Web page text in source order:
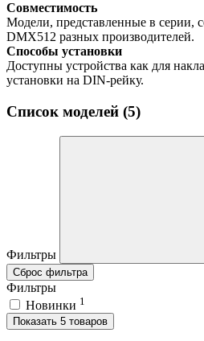
Совместимость
Модели, представленные в серии,
DMX512 разных производителей.
Способы установки
Доступны устройства как для
установки на DIN-рейку.
Список моделей (5)
Фильтры
Сброс фильтра
Фильтры
Новинки 1
Показать 5 товаров